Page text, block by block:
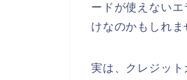
ードが使えない
けなのかもしれま
実は、クレジッ